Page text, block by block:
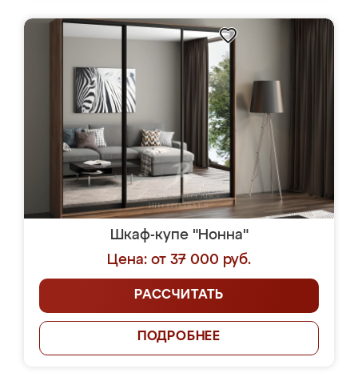
Шкаф-купе "Нонна"
Цена: от 37 000 руб.
РАССЧИТАТЬ
ПОДРОБНЕЕ